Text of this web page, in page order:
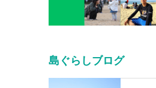
島ぐらしブログ